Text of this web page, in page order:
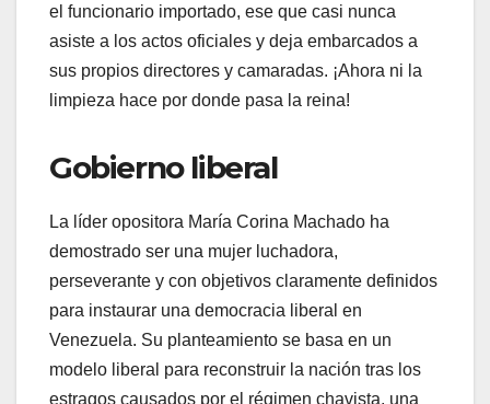
el funcionario importado, ese que casi nunca
asiste a los actos oficiales y deja embarcados a
sus propios directores y camaradas. ¡Ahora ni la
limpieza hace por donde pasa la reina!
​Gobierno liberal
​La líder opositora María Corina Machado ha
demostrado ser una mujer luchadora,
perseverante y con objetivos claramente definidos
para instaurar una democracia liberal en
Venezuela. Su planteamiento se basa en un
modelo liberal para reconstruir la nación tras los
estragos causados por el régimen chavista, una